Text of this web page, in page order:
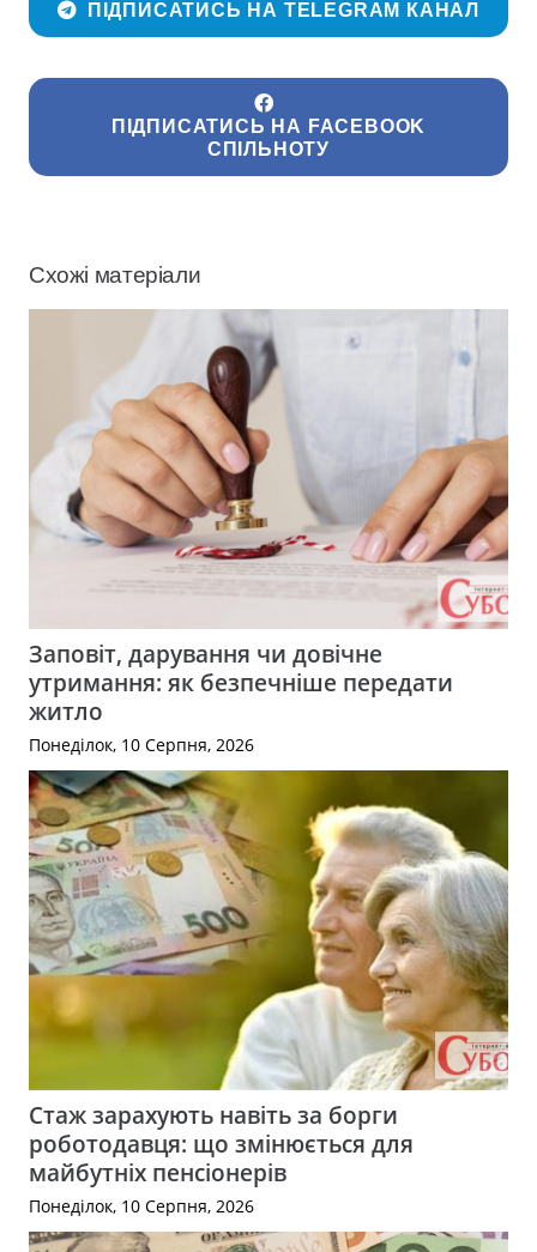
ПІДПИСАТИСЬ НА TELEGRAM КАНАЛ
ПІДПИСАТИСЬ НА FACEBOOK
СПІЛЬНОТУ
Схожі матеріали
Заповіт, дарування чи довічне
утримання: як безпечніше передати
житло
Понеділок, 10 Серпня, 2026
Стаж зарахують навіть за борги
роботодавця: що змінюється для
майбутніх пенсіонерів
Понеділок, 10 Серпня, 2026